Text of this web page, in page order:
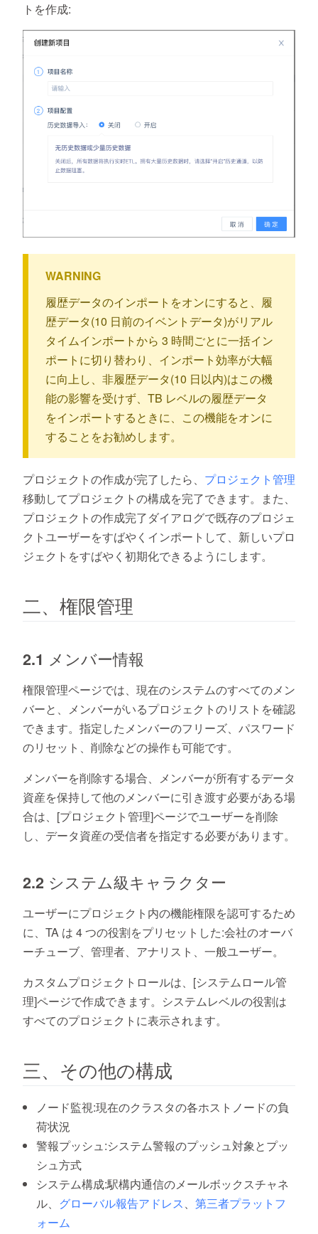
トを作成:
WARNING
履歴データのインポートをオンにすると、履
歴データ(10 日前のイベントデータ)がリアル
タイムインポートから 3 時間ごとに一括イン
ポートに切り替わり、インポート効率が大幅
に向上し、非履歴データ(10 日以内)はこの機
能の影響を受けず、TB レベルの履歴データ
をインポートするときに、この機能をオンに
することをお勧めします。
プロジェクトの作成が完了したら、 プロジェクト管理
移動してプロジェクトの構成を完了できます。また、
プロジェクトの作成完了ダイアログで既存のプロジェ
クトユーザーをすばやくインポートして、新しいプロ
ジェクトをすばやく初期化できるようにします。
二、権限管理
2.1 メンバー情報
権限管理ページでは、現在のシステムのすべてのメン
バーと、メンバーがいるプロジェクトのリストを確認
できます。指定したメンバーのフリーズ、パスワード
のリセット、削除などの操作も可能です。
メンバーを削除する場合、メンバーが所有するデータ
資産を保持して他のメンバーに引き渡す必要がある場
合は、[プロジェクト管理]ページでユーザーを削除
し、データ資産の受信者を指定する必要があります。
2.2 システム級キャラクター
ユーザーにプロジェクト内の機能権限を認可するため
に、TA は 4 つの役割をプリセットした:会社のオーバ
ーチューブ、管理者、アナリスト、一般ユーザー。
カスタムプロジェクトロールは、[システムロール管
理]ページで作成できます。システムレベルの役割は
すべてのプロジェクトに表示されます。
三、その他の構成
ノード監視:現在のクラスタの各ホストノードの負
荷状況
警報プッシュ:システム警報のプッシュ対象とプッ
シュ方式
システム構成:駅構内通信のメールボックスチャネ
ル、 グローバル報告アドレス、第三者プラットフ
ォーム